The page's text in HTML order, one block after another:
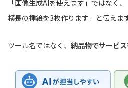
「画像生成AIを使えます」ではなく
横長の挿絵を3枚作ります」と伝えます
ツール名ではなく、 納品物でサービス